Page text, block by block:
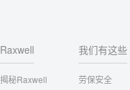
Raxwell
揭秘Raxwell
我们有这些
劳保安全